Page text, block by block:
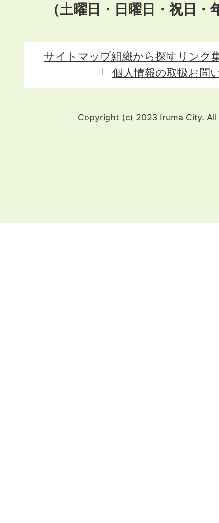
（土曜日・日曜日・祝日
サイトマップ組織から探す リンク
個人情報の取扱お問
Copyright (c) 2023 Iruma City. All